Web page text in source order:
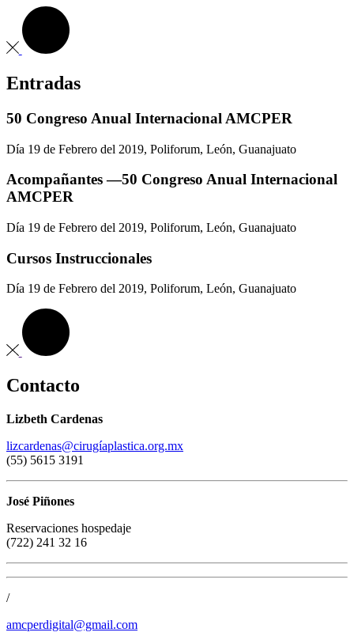
Entradas
50 Congreso Anual Internacional AMCPER
Día 19 de Febrero del 2019, Poliforum, León, Guanajuato
Acompañantes —50 Congreso Anual Internacional
AMCPER
Día 19 de Febrero del 2019, Poliforum, León, Guanajuato
Cursos Instruccionales
Día 19 de Febrero del 2019, Poliforum, León, Guanajuato
Contacto
Lizbeth Cardenas
lizcardenas@cirugíaplastica.org.mx
(55) 5615 3191
José Piñones
Reservaciones hospedaje
(722) 241 32 16
/
amcperdigital@gmail.com